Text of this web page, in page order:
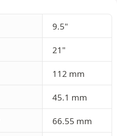
9.5"
21"
112 mm
45.1 mm
66.55 mm